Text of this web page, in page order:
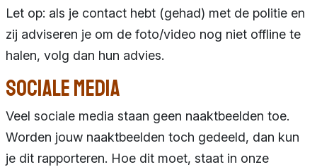
Let op: als je contact hebt (gehad) met de politie en
zij adviseren je om de foto/video nog niet offline te
halen, volg dan hun advies.
Sociale media
Veel sociale media staan geen naaktbeelden toe.
Worden jouw naaktbeelden toch gedeeld, dan kun
je dit rapporteren. Hoe dit moet, staat in onze